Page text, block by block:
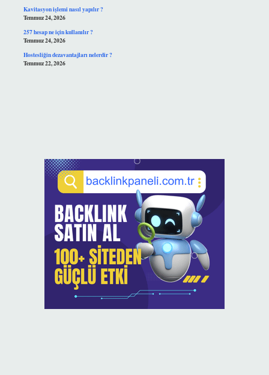
Kavitasyon işlemi nasıl yapılır ?
Temmuz 24, 2026
257 hesap ne için kullanılır ?
Temmuz 24, 2026
Hostesliğin dezavantajları nelerdir ?
Temmuz 22, 2026